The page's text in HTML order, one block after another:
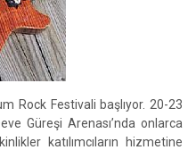
Rock Festivali başlıyor. 20-23
Güreşi Arenası’nda onlarca
katılımcıların hizmetine